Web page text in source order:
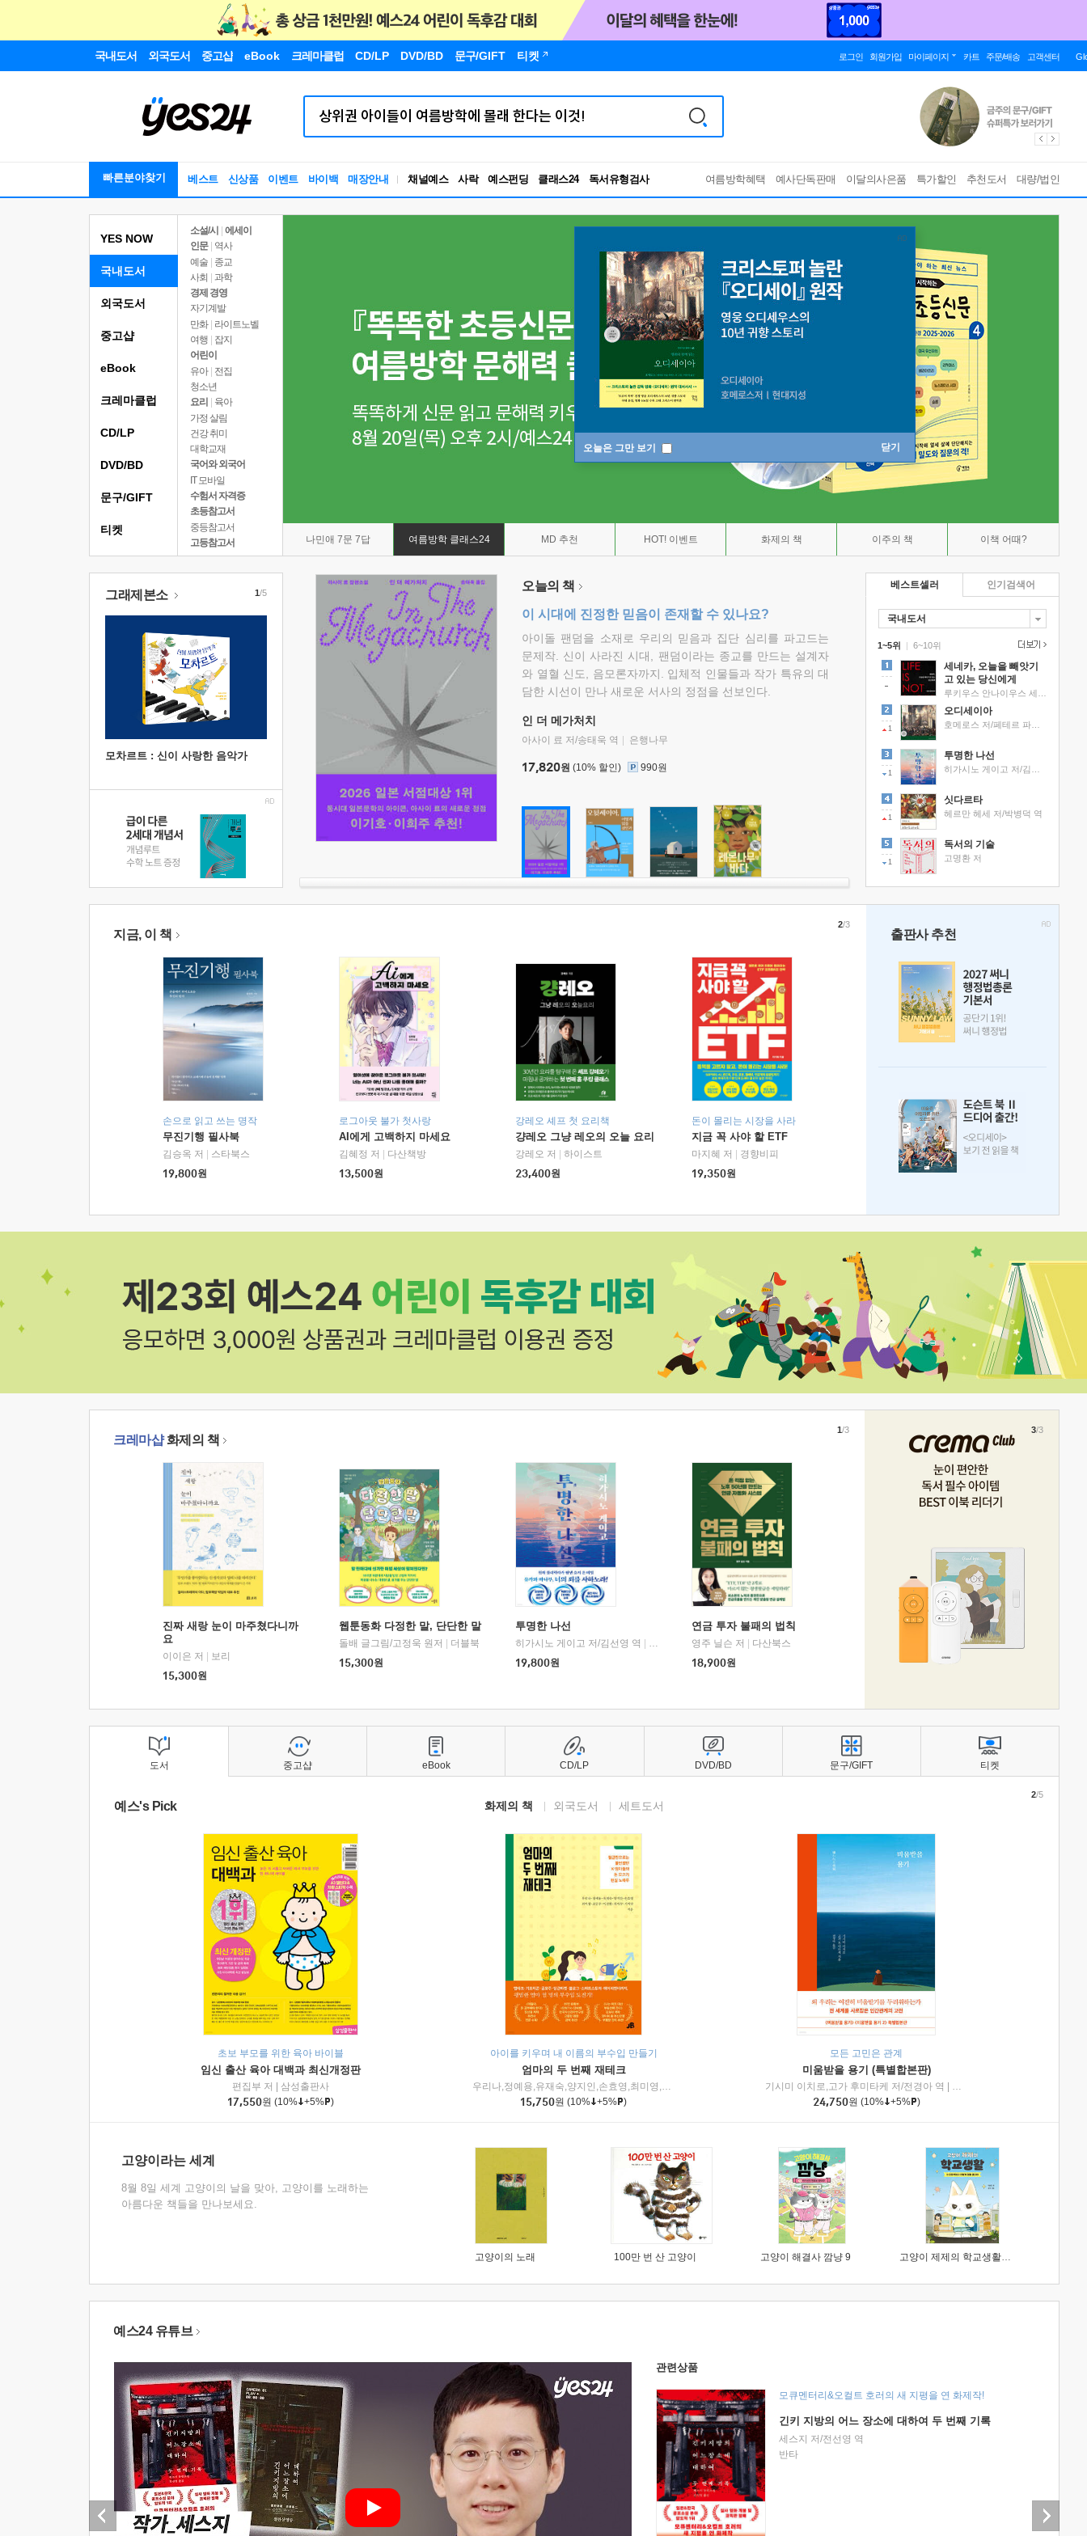
국내도서 외국도서 중고샵 eBook 크레마클럽 CD/LP DVD/BD 문구/GIFT 티켓 로그인 회원가입 마이페이지 카트 주문/배송 고객센터
빠른분야찾기 베스트 신상품 이벤트 바이백 매장안내 채널예스 사락 예스펀딩 클래스24
독서유형검사
RBTI Lab
독서유형검사
여름방학혜택 예사단독판매 이달의사은품 특가할인 추천도서 대량/법인
오늘은 그만 보기 닫기
YES NOW
국내도서
소설/시
에세이
인문
역사
예술 | 종교
사회 | 과학
경제 경영
자기계발
만화 | 라이트노벨
여행
잡지
어린이
유아 | 전집
청소년
요리
육아
가정 살림
건강 취미
대학교재
국어와 외국어
IT 모바일
수험서 자격증
초등참고서
중등참고서
고등참고서
나민애 7문 7답 여름방학 클래스24 MD 추천 HOT! 이벤트 화제의 책 이주의 책 이책 어때?
외국도서
중고샵
eBook
크레마클럽
CD/LP
DVD/BD
문구/GIFT
티켓
그래제본소
모차르트 : 신이 사랑한 음악가
1/5 오늘의 책
이 시대에 진정한 믿음이 존재할 수 있나요?
아이돌 팬덤을 소재로 우리의 믿음과 집단 심리를 파고드는
문제작. 신이 사라진 시대, 팬덤이라는 종교를 만드는 설계자
와 열혈 신도, 음모론자까지. 입체적 인물들과 작가 특유의 대
담한 시선이 만나 새로운 서사의 정점을 선보인다.
인 더 메가처치
아사이 료 저/송태욱 역 은행나무
17,820원 (10% 할인) 990원
베스트셀러
국내도서
1~5위 |
세네카, 오늘을 빼앗기
고 있는 당신에게
1
오디세이아
1
투명한 나선
1
싯다르타
헤르만 헤세 저/박병덕 역
1
독서의 기술
고명환 저
6~10위
인기검색어
지금, 이 책
손으로 읽고 쓰는 명작
무진기행 필사북
김승옥 저
스타북스
19,800원
로그아웃 불가 첫사랑
AI에게 고백하지 마세요
김혜정 저
다산책방
13,500원
강레오 셰프 첫 요리책
걍레오 그냥 레오의 오늘 요리
강레오 저
하이스트
23,400원
돈이 몰리는 시장을 사라
지금 꼭 사야 할 ETF
마지혜 저
경향비피
19,350원
2/3
출판사 추천
크레마샵화제의 책
진짜 새랑 눈이 마주쳤다니까
요
이이은 저
보리
15,300원
웹툰동화 다정한 말, 단단한 말
돌배 글그림/고정욱 원저
더블북
15,300원
투명한 나선
히가시노 게이고 저/김선영 역
북다
19,800원
연금 투자 불패의 법칙
영주 닐슨 저
다산북스
18,900원
1/3 3/3
도서
예스's Pick 화제의 책 외국도서 세트도서
초보 부모를 위한 육아 바이블
임신 출산 육아 대백과 최신개정판
편집부 저
삼성출판사
17,550원 (10% +5% )
아이를 키우며 내 이름의 부수입 만들기
엄마의 두 번째 재테크
우리나,정예용,유재숙,양지인,손효영,최미영,조민주,이진현,차미숙,서미숙 저 | 제이브리즈북스
15,750원 (10% +5% )
모든 고민은 관계
미움받을 용기 (특별합본판)
기시미 이치로,고가 후미타케 저/전경아 역
인플루엔셜
24,750원 (10% +5% )
2/5
고양이라는 세계
8월 8일 세계 고양이의 날을 맞아, 고양이를 노래하는
아름다운 책들을 만나보세요.
고양이의 노래 100만 번 산 고양이 고양이 해결사 깜냥 9 고양이 제제의 학교생활 1 : 초등학생이 이렇게 힘들 줄이야
중고샵 eBook CD/LP DVD/BD 문구/GIFT 티켓
예스24 유튜브
관련상품
모큐멘터리&오컬트 호러의 새 지평을 연 화제작!
긴키 지방의 어느 장소에 대하여 두 번째 기록
세스지 저/전선영 역
반타